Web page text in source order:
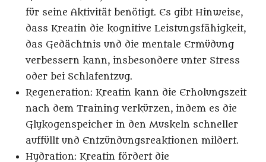
für seine Aktivität benötigt. Es gibt Hinweise,
dass Kreatin die kognitive Leistungsfähigkeit,
das Gedächtnis und die mentale Ermüdung
verbessern kann, insbesondere unter Stress
oder bei Schlafentzug.
Regeneration: Kreatin kann die Erholungszeit
nach dem Training verkürzen, indem es die
Glykogenspeicher in den Muskeln schneller
auffüllt und Entzündungsreaktionen mildert.
Hydration: Kreatin fördert die